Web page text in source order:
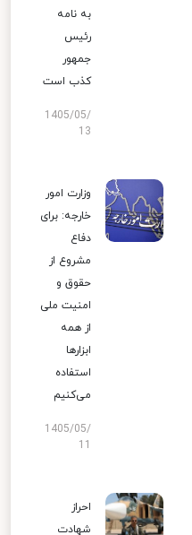
به نامه
رئیس
جمهور
کذب است
1405/05/
13
وزارت امور
خارجه: برای
دفاع
مشروع از
حقوق و
امنیت ملی
از همه
ابزارها
استفاده
می‌کنیم
1405/05/
احراز
شهادت